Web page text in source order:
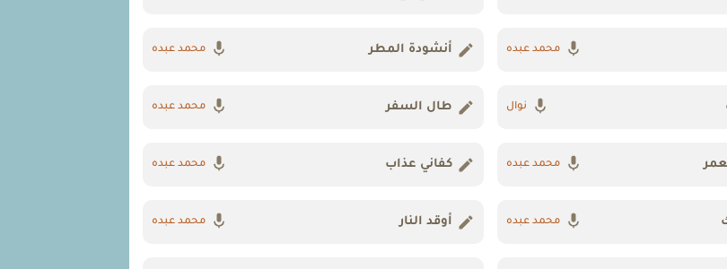
محمد عبده أنشودة المطر محمد عبده
نوال طال السفر محمد عبده
محمد عبده كفاني عذاب محمد عبده
محمد عبده أوقد النار محمد عبده